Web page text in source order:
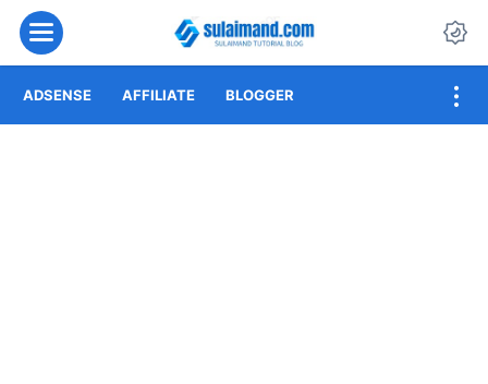
Menu
ADSENSE AFFILIATE BLOGGER